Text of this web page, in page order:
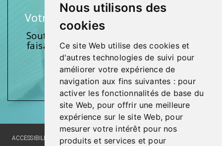
Nous utilisons des
cookies
Ce site Web utilise des cookies et
d'autres technologies de suivi pour
améliorer votre expérience de
navigation aux fins suivantes : pour
activer les fonctionnalités de base du
site Web, pour offrir une meilleure
expérience sur le site Web, pour
mesurer votre intérêt pour nos
produits et services et pour
Votre soutien fait une différence
Soutenez l’une de nos fondations en
faisant un don et en participant aux
activités.
Donnez généreusement!
ACCESSIBILITY SITE MAP LANGUAGE POLICY PRIVACY POLICY